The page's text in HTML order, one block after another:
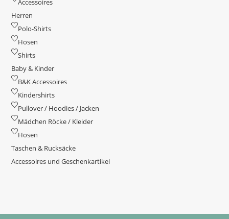
Herren
Polo-Shirts
Hosen
Shirts
Baby & Kinder
B&K Accessoires
Kindershirts
Pullover / Hoodies / Jacken
Mädchen Röcke / Kleider
Hosen
Taschen & Rucksäcke
Accessoires und Geschenkartikel